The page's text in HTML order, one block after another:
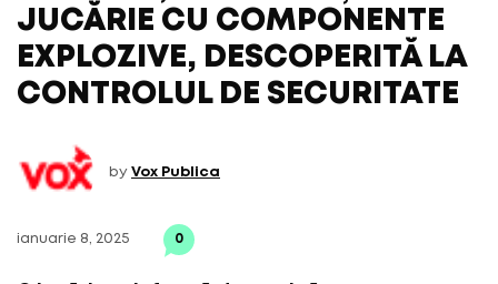
JUCĂRIE CU COMPONENTE
EXPLOZIVE, DESCOPERITĂ LA
CONTROLUL DE SECURITATE
by Vox Publica
ianuarie 8, 2025 0